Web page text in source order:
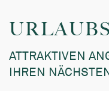
ATTRAKTIVEN
IHREN